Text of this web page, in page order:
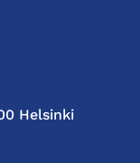
Helsinki